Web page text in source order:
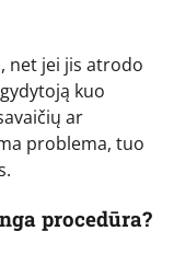
net jei jis atrodo
kuo
ar
problema, tuo
procedūra?